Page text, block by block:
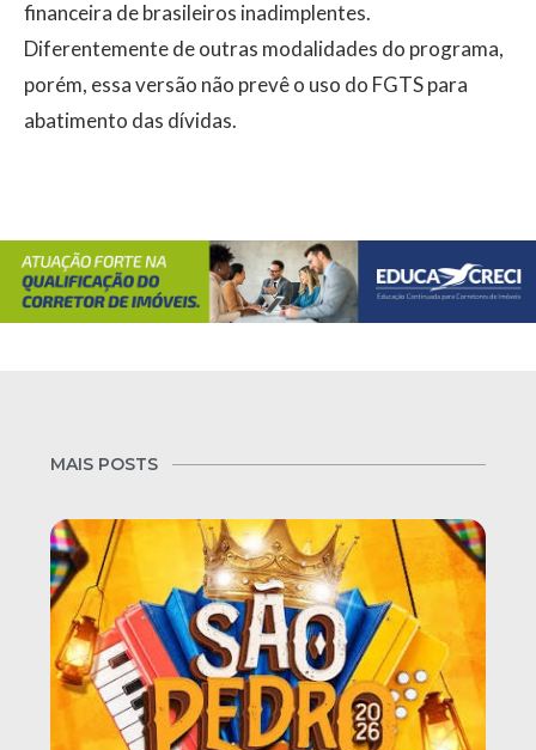
financeira de brasileiros inadimplentes.
Diferentemente de outras modalidades do programa,
porém, essa versão não prevê o uso do FGTS para
abatimento das dívidas.
MAIS POSTS